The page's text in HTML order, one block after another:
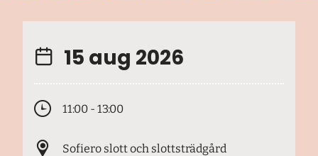
15 aug 2026
11:00 - 13:00
Sofiero slott och slottsträdgård